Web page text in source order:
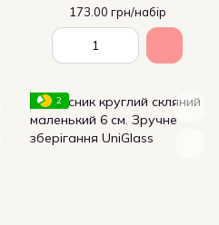
25мл
173.00 грн/набір
2